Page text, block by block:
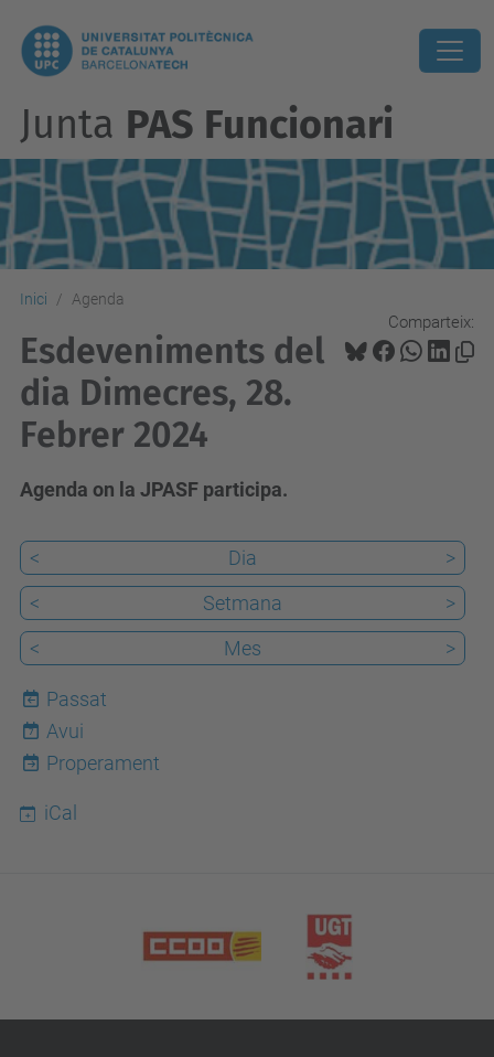
Junta PAS Funcionari
Inici Agenda
Comparteix:
Esdeveniments del
dia Dimecres, 28.
Febrer 2024
Agenda on la JPASF participa.
< Dia
>
<
Setmana
>
<
Mes >
Passat
7
Avui
Properament
iCal